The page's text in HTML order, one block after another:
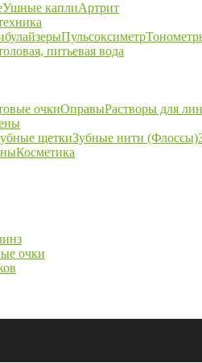
Ушные каплиАртрит
Пульсоксиметр
питьевая вода
очкиОправыРастворы для
щеткиЗубные нити (Флоссы)
Косметика
очки